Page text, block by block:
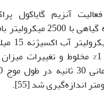
میکرولیتر گایاکول 1% مخلوط و
اندازه‌گیری شد [55].